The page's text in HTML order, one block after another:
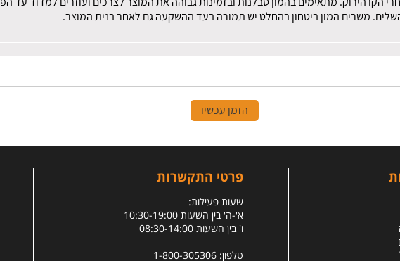
משרים המון ביטחון בהחלט יש תמורה בעד ההשקעה גם לאחר בנית המוצר.
הזמן עכשיו
פרטי התקשרות
שעות פעילות:
א'-ה' בין השעות 10:30-19:00
ו' בין השעות 08:30-14:00
טלפון: 1-800-305306